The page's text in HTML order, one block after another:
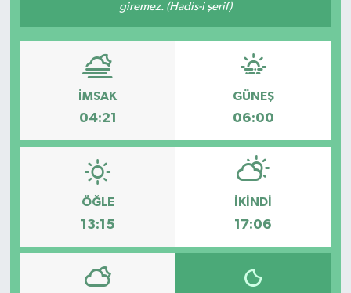
giremez. (Hadis-i şerif)
İMSAK
04:21
GÜNEŞ
06:00
ÖĞLE
13:15
İKINDI
17:06
Müzik
Sağlık
Sinemalar
Siyaset